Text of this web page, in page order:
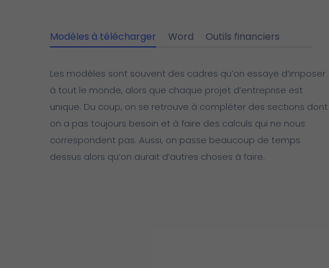
Modèles à télécharger Word Outils financiers
Les modèles sont souvent des cadres qu’on essaye d’imposer
à tout le monde, alors que chaque projet d’entreprise est
unique. Du coup, on se retrouve à compléter des sections dont
on a pas toujours besoin et à faire des calculs qui ne nous
correspondent pas. Aussi, on passe beaucoup de temps
dessus alors qu’on aurait d’autres choses à faire.